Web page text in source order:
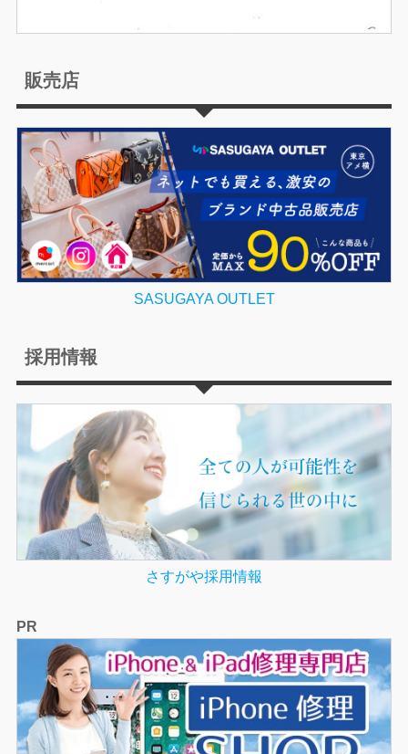
販売店
SASUGAYA OUTLET
採用情報
さすがや採用情報
PR